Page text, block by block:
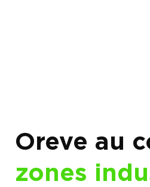
Oreve au
zones